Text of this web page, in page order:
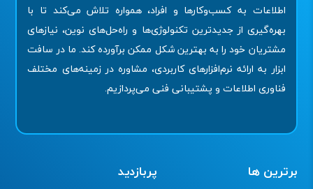
اطلاعات به کسب‌وکارها و افراد، همواره تلاش می‌کند تا با
بهره‌گیری از جدیدترین تکنولوژی‌ها و راه‌حل‌های نوین، نیازهای
مشتریان خود را به بهترین شکل ممکن برآورده کند. ما در سافت
ابزار به ارائه نرم‌افزارهای کاربردی، مشاوره در زمینه‌های مختلف
فناوری اطلاعات و پشتیبانی فنی می‌پردازیم.
برترین ها پربازدید